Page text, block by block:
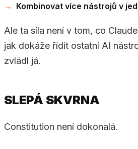
Kombinovat více nástrojů v
Ale ta síla není v tom, co
jak dokáže řídit ostatní AI
zvládl já.
SLEPÁ SKVRNA
Constitution není dokonalá.